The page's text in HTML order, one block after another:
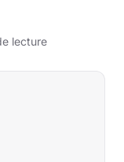
lecture